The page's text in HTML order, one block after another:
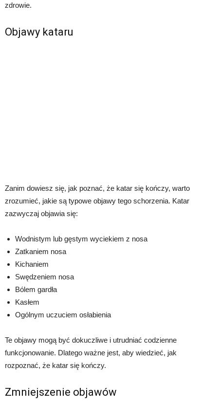
zdrowie.
Objawy kataru
Zanim dowiesz się, jak poznać, że katar się kończy, warto
zrozumieć, jakie są typowe objawy tego schorzenia. Katar
zazwyczaj objawia się:
Wodnistym lub gęstym wyciekiem z nosa
Zatkaniem nosa
Kichaniem
Swędzeniem nosa
Bólem gardła
Kasłem
Ogólnym uczuciem osłabienia
Te objawy mogą być dokuczliwe i utrudniać codzienne
funkcjonowanie. Dlatego ważne jest, aby wiedzieć, jak
rozpoznać, że katar się kończy.
Zmniejszenie objawów